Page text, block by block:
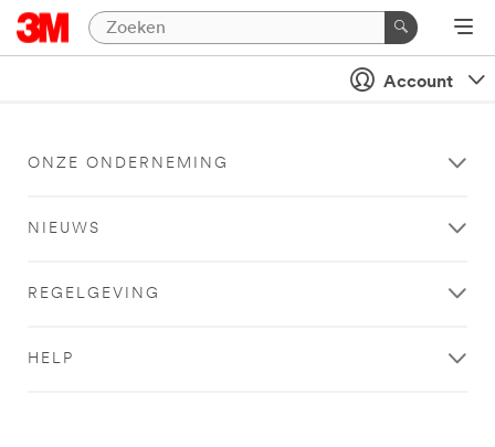
Account
ONZE ONDERNEMING
NIEUWS
REGELGEVING
HELP